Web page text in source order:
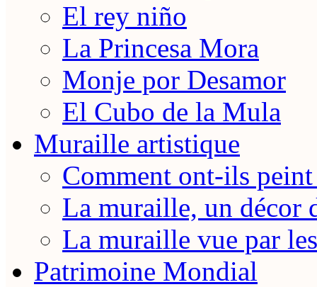
El rey niño
La Princesa Mora
Monje por Desamor
El Cubo de la Mula
Muraille artistique
Comment ont-ils
La muraille, un décor
La muraille vue par
Patrimoine Mondial